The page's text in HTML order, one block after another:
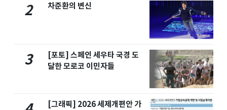
2 차준환의 변신
3
[포토] 스페인 세우타 국경 도
달한 모로코 이민자들
[그래픽] 2026 세제개편안 가